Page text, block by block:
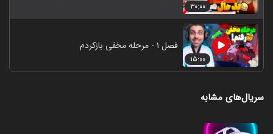
۳۰:۰۰
۱۵:۰۰
فصل ۱ - مرحله مخفی بازکردم
سریال‌های مشابه